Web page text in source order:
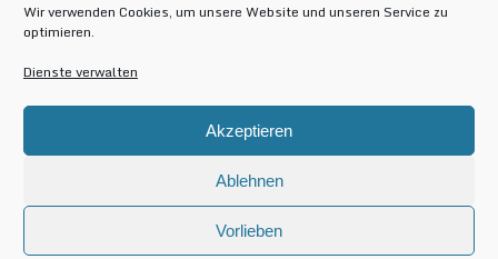
Wir verwenden Cookies, um unsere Website und unseren Service zu
optimieren.
Dienste verwalten
Akzeptieren
Ablehnen
Vorlieben
Festival of Lights Berlin 2024
Gesund schlafen im modernen Alltag
WordPress.org